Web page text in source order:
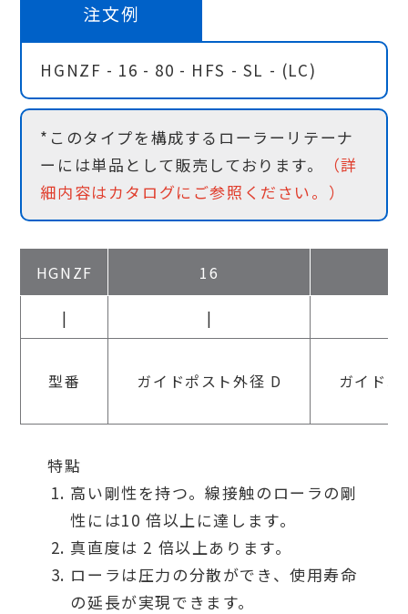
注文例
HGNZF - 16 - 80 - HFS - SL - (LC)
*このタイプを構成するローラーリテーナ
ーには単品として販売しております。
（詳
細内容はカタログにご参照ください。）
HGNZF 16
| |
型番 ガイドポスト外径 D ガイド
特點
高い剛性を持つ。線接触のローラの剛
性には10 倍以上に達します。
真直度は 2 倍以上あります。
ローラは圧力の分散ができ、使用寿命
の延長が実現できます。